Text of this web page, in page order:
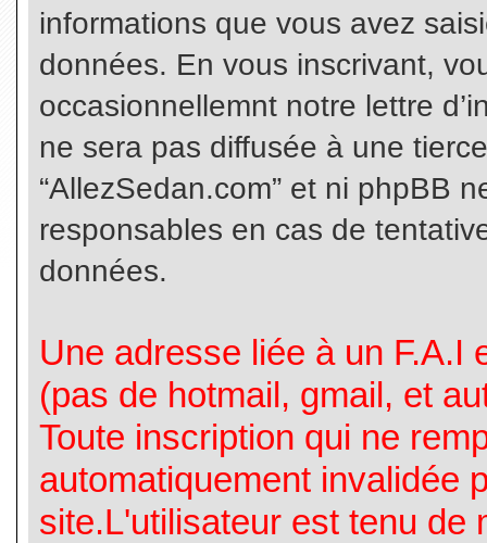
informations que vous avez
données. En vous inscrivant,
occasionnellemnt notre lettre
ne sera pas diffusée à une
“AllezSedan.com” et ni phpBB
responsables en cas de
données.
Une adresse liée à un F.A.I
(pas de hotmail, gmail, et
Toute inscription qui ne
automatiquement invalidée
site.L'utilisateur est tenu de